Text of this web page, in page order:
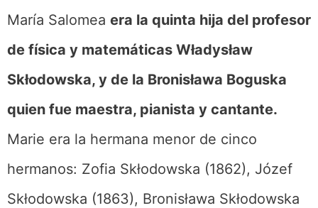
María Salomea era la quinta hija del profesor
de física y matemáticas Władysław
Skłodowska, y de la Bronisława Boguska
quien fue maestra, pianista y cantante.
Marie era la hermana menor de cinco
hermanos: Zofia Skłodowska (1862), Józef
Skłodowska (1863), Bronisława Skłodowska